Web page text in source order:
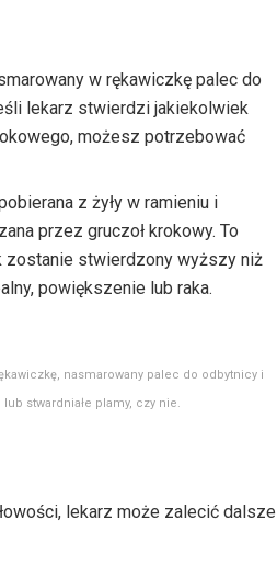
w rękawiczkę palec do
lekarz stwierdzi jakiekolwiek
możesz potrzebować
z żyły w ramieniu i
przez gruczoł krokowy. To
zostanie stwierdzony wyższy niż
powiększenie lub raka.
nasmarowany palec do odbytnicy i
stwardniałe plamy, czy nie.
lekarz może zalecić dalsze